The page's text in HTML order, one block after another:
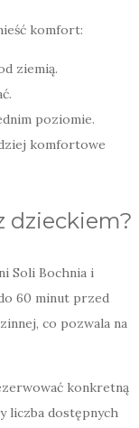
komfort:
ziemią.
poziomie.
komfortowe
dzieckiem?
Soli Bochnia i
60 minut przed
co pozwala na
konkretną
liczba dostępnych